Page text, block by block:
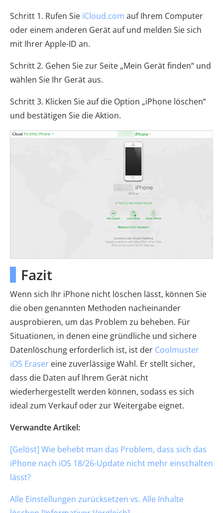
Schritt 1. Rufen Sie iCloud.com auf Ihrem Computer
oder einem anderen Gerät auf und melden Sie sich
mit Ihrer Apple-ID an.
Schritt 2. Gehen Sie zur Seite „Mein Gerät finden“ und
wählen Sie Ihr Gerät aus.
Schritt 3. Klicken Sie auf die Option „iPhone löschen“
und bestätigen Sie die Aktion.
Fazit
Wenn sich Ihr iPhone nicht löschen lässt, können Sie
die oben genannten Methoden nacheinander
ausprobieren, um das Problem zu beheben. Für
Situationen, in denen eine gründliche und sichere
Datenlöschung erforderlich ist, ist der Coolmuster
iOS Eraser eine zuverlässige Wahl. Er stellt sicher,
dass die Daten auf Ihrem Gerät nicht
wiederhergestellt werden können, sodass es sich
ideal zum Verkauf oder zur Weitergabe eignet.
Verwandte Artikel:
[Gelöst] Wie behebt man das Problem, dass sich das
iPhone nach iOS 18/26-Update nicht mehr einschalten
lässt?
Alle Einstellungen zurücksetzen vs. Alle Inhalte